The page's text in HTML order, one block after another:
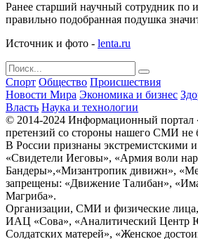
Ранее старший научный сотрудник по
правильно подобранная подушка
Источник и фото - lenta.ru
Спорт Общество Происшествия
Новости Мира Экономика и бизнес
Власть Наука и технологии
© 2014-2024 Информационный портал
претензий со стороны нашего СМИ не
В России признаны экстремистскими
«Свидетели Иеговы», «Армия воли
Бандеры»,«Мизантропик дивижн»,
запрещены: «Движение Талибан»,
Магриба».
Организации, СМИ и физические лица,
ИАЦ «Сова», «Аналитический Центр
Солдатских матерей», «Женское